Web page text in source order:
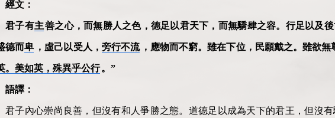
經文：
君子有主善之心，而無勝人之色，德足以君天下，而無驕肆之容。行足以及
德而卑 ，虛己以受人， 旁行不流 ，應物而不窮。雖在下位，民願戴之。雖欲
。美如英，殊異乎公行。”
語譯：
君子內心崇尚良善，但沒有和人爭勝之態。道德足以成為天下的君王，但沒